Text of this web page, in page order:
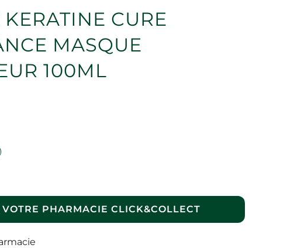
CURE
MASQUE
100ML
PHARMACIE CLICK&COLLECT